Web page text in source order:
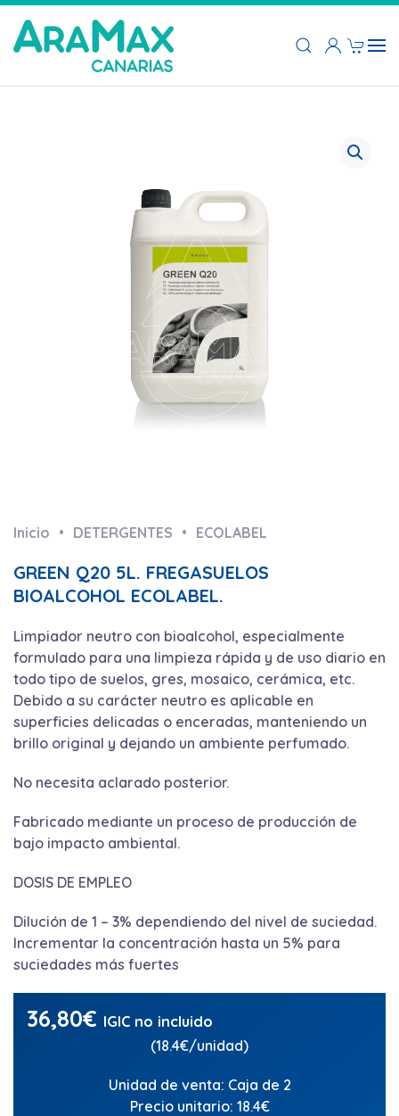
Inicio DETERGENTES ECOLABEL
GREEN Q20 5L. FREGASUELOS
BIOALCOHOL ECOLABEL.
Limpiador neutro con bioalcohol, especialmente
formulado para una limpieza rápida y de uso diario en
todo tipo de suelos, gres, mosaico, cerámica, etc.
Debido a su carácter neutro es aplicable en
superficies delicadas o enceradas, manteniendo un
brillo original y dejando un ambiente perfumado.
No necesita aclarado posterior.
Fabricado mediante un proceso de producción de
bajo impacto ambiental.
DOSIS DE EMPLEO
Dilución de 1 – 3% dependiendo del nivel de suciedad.
Incrementar la concentración hasta un 5% para
suciedades más fuertes
36,80€ IGIC no incluido
(18.4€/unidad)
Unidad de venta: Caja de 2
Precio unitario: 18.4€